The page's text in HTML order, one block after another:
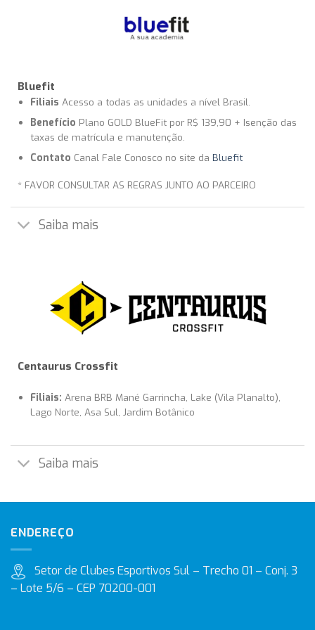
Bluefit
Filiais Acesso a todas as unidades a nível Brasil.
Benefício Plano GOLD BlueFit por R$ 139,90 + Isenção das
taxas de matrícula e manutenção.
Contato Canal Fale Conosco no site da Bluefit
* FAVOR CONSULTAR AS REGRAS JUNTO AO PARCEIRO
Saiba mais
Centaurus Crossfit
Filiais: Arena BRB Mané Garrincha, Lake (Vila Planalto),
Lago Norte, Asa Sul, Jardim Botânico
Saiba mais
ENDEREÇO
Setor de Clubes Esportivos Sul – Trecho 01 – Conj. 3
– Lote 5/6 – CEP 70200-001